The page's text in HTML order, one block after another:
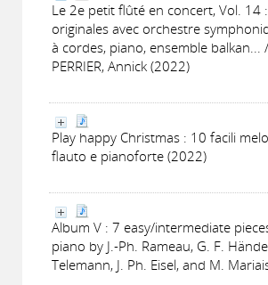
Le 2e petit flûté en concert, Vol. 14
originales avec orchestre
à cordes, piano, ensemble balkan... /
PERRIER, Annick (2022)
Play happy Christmas : 10 facili
flauto e pianoforte (2022)
Album V : 7 easy/intermediate
piano by J.-Ph. Rameau, G. F.
Telemann, J. Ph. Eisel, and M.